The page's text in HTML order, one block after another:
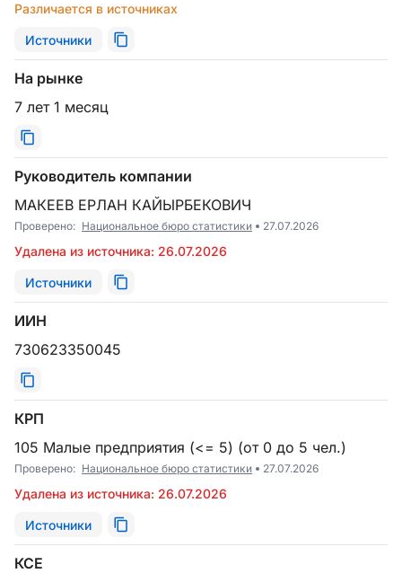
Различается в источниках
Источники
На рынке
7 лет 1 месяц
Руководитель компании
МАКЕЕВ ЕРЛАН КАЙЫРБЕКОВИЧ
Проверено: Национальное бюро статистики 27.07.2026
Удалена из источника: 26.07.2026
Источники
ИИН
730623350045
КРП
105 Малые предприятия (<= 5) (от 0 до 5 чел.)
Проверено: Национальное бюро статистики 27.07.2026
Удалена из источника: 26.07.2026
Источники
КСЕ